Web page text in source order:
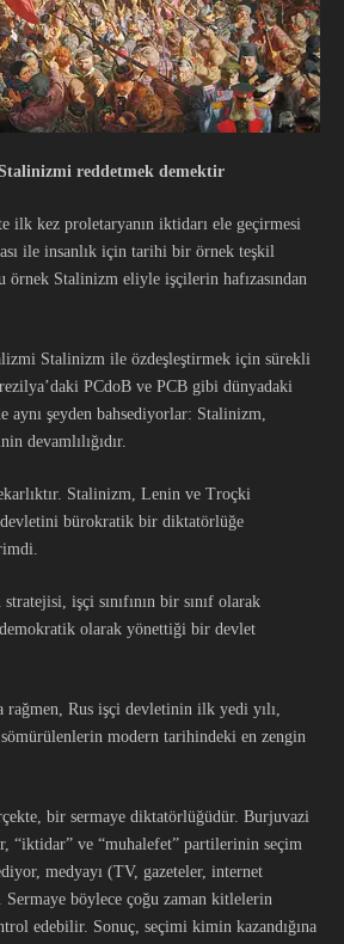
reddetmek demektir
ilk kez proletaryanın iktidarı ele geçirmesi
ile insanlık için tarihi bir örnek teşkil
örnek Stalinizm eliyle işçilerin hafızasından
Stalinizm ile özdeşleştirmek için sürekli
PCdoB ve PCB gibi dünyadaki
aynı şeyden bahsediyorlar: Stalinizm,
devamlılığıdır.
Stalinizm, Lenin ve Troçki
bürokratik bir diktatörlüğe
işçi sınıfının bir sınıf olarak
olarak yönettiği bir devlet
rağmen, Rus işçi devletinin ilk yedi yılı,
modern tarihindeki en zengin
bir sermaye diktatörlüğüdür. Burjuvazi
“iktidar” ve “muhalefet” partilerinin seçim
medyayı (TV, gazeteler, internet
böylece çoğu zaman kitlelerin
edebilir. Sonuç, seçimi kimin kazandığına